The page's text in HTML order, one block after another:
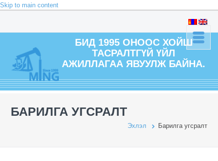
Skip to main content
БИД 1995 ОНООС ХОЙШ
ТАСРАЛТГҮЙ ҮЙЛ
АЖИЛЛАГАА ЯВУУЛЖ БАЙНА.
БАРИЛГА УГСРАЛТ
Эхлэл Барилга угсралт